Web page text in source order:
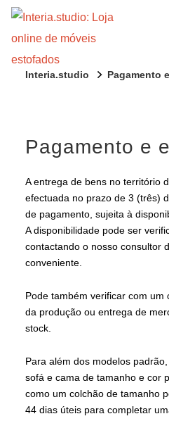
Interia.studio Pagamento
Pagamento e
A entrega de bens no território
efectuada no prazo de 3 (três)
de pagamento, sujeita à
A disponibilidade pode ser
contactando o nosso consultor
conveniente.
Pode também verificar com um
da produção ou entrega de
stock.
Para além dos modelos
sofá e cama de tamanho e cor
como um colchão de tamanho
44 dias úteis para completar